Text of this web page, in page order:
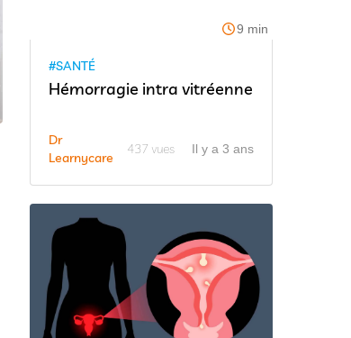
9 min
#SANTÉ
Hémorragie intra vitréenne
Dr
Learnycare
437 vues Il y a 3 ans